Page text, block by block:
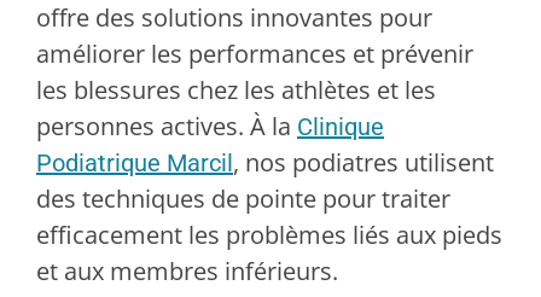
offre des solutions innovantes pour
améliorer les performances et prévenir
les blessures chez les athlètes et les
personnes actives. À la Clinique
Podiatrique Marcil, nos podiatres utilisent
des techniques de pointe pour traiter
efficacement les problèmes liés aux pieds
et aux membres inférieurs.